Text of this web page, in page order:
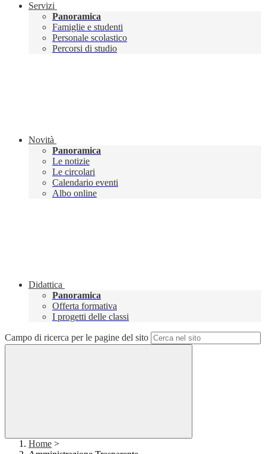
Servizi
Panoramica
Famiglie e studenti
Personale scolastico
Percorsi di studio
Novità
Panoramica
Le notizie
Le circolari
Calendario eventi
Albo online
Didattica
Panoramica
Offerta formativa
I progetti delle classi
Campo di ricerca per le pagine del sito
Home >